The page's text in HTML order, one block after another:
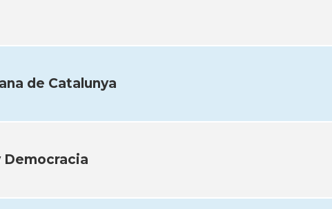
de Catalunya
Democracia